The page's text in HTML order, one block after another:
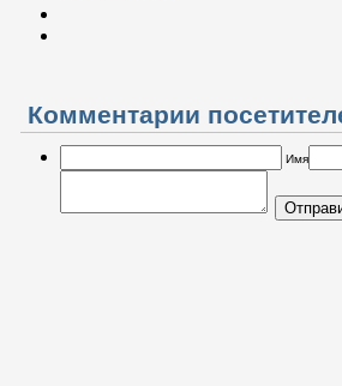
Комментарии